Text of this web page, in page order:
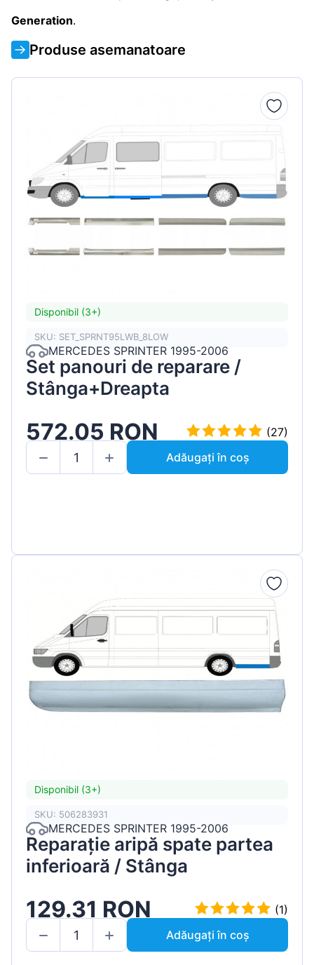
Generation.
Produse asemanatoare
Disponibil (3+)
SKU: SET_SPRNT95LWB_8LOW
MERCEDES SPRINTER 1995-2006
Set panouri de reparare /
Stânga+Dreapta
572.05 RON
(27)
Adăugați în coș
Disponibil (3+)
SKU: 506283931
MERCEDES SPRINTER 1995-2006
Reparație aripă spate partea
inferioară / Stânga
129.31 RON
(1)
Adăugați în coș